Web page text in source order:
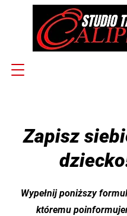
Zapisz
Wypełnij poniższy
któremu